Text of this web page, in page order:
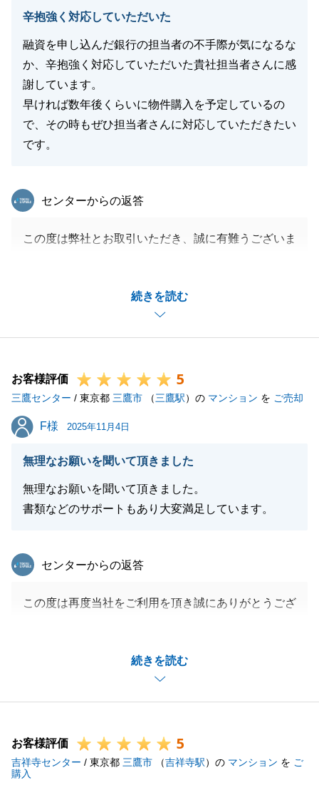
まいります。
こちらこそ、この度は東急リバブルにご用命いただ
き、本当にありがとうございました。
閉じる
辛抱強く対応していただいた
融資を申し込んだ銀行の担当者の不手際が気になるな
か、辛抱強く対応していただいた貴社担当者さんに感
謝しています。
早ければ数年後くらいに物件購入を予定しているの
で、その時もぜひ担当者さんに対応していただきたい
です。
続きを読む
東急リバブル
センターからの返答
この度は弊社とお取引いただき、誠に有難うございま
すが無事、お取引きが完了できて安心しました。
今後も何かございましたらお気軽にご相談くださいま
せ。
お客様評価 5
三鷹センター / 東京都 三鷹市 （三鷹駅）の マンション を ご売却
F様
F様 2025年11月4日
無理なお願いを聞いて頂きました
無理なお願いを聞いて頂きました。
書類などのサポートもあり大変満足しています。
続きを読む
東急リバブル
センターからの返答
この度は再度当社をご利用を頂き誠にありがとうござ
また今後お役に立てることがございましたらいつでも
お気軽にご連絡くださいますようよろしくお願いしま
お客様評価 5
吉祥寺センター / 東京都 三鷹市 （吉祥寺駅）の マンション を ご
購入